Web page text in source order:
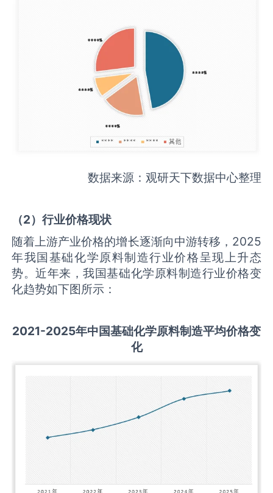
数据来源：观研天下数据中心整理
（2）行业价格现状
随着上游产业价格的增长逐渐向中游转移，2025
年我国基础化学原料制造行业价格呈现上升态
势。近年来，我国基础化学原料制造行业价格变
化趋势如下图所示：
2021-2025年中国基础化学原料制造平均价格变
化